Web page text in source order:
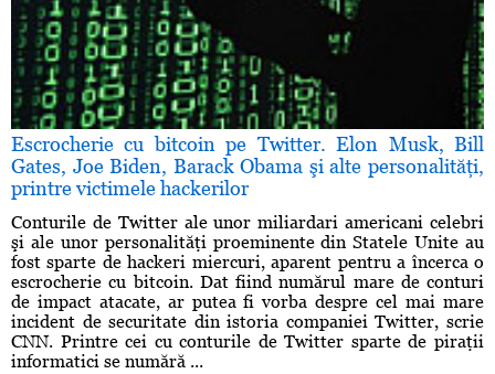
Escrocherie cu bitcoin pe Twitter. Elon Musk, Bill
Gates, Joe Biden, Barack Obama şi alte personalităţi,
printre victimele hackerilor
Conturile de Twitter ale unor miliardari americani celebri
şi ale unor personalităţi proeminente din Statele Unite au
fost sparte de hackeri miercuri, aparent pentru a încerca o
escrocherie cu bitcoin. Dat fiind numărul mare de conturi
de impact atacate, ar putea fi vorba despre cel mai mare
incident de securitate din istoria companiei Twitter, scrie
CNN. Printre cei cu conturile de Twitter sparte de piraţii
informatici se numără ...